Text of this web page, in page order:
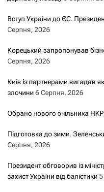
Вступ України до ЄС.
Серпня, 2026
Корецький запропонував
Серпня, 2026
Київ із партнерами вигадав
злочини 6 Серпня, 2026
Обрано нового очільника
Підготовка до зими.
Серпня, 2026
Президент обговорив із
захист України від балістики